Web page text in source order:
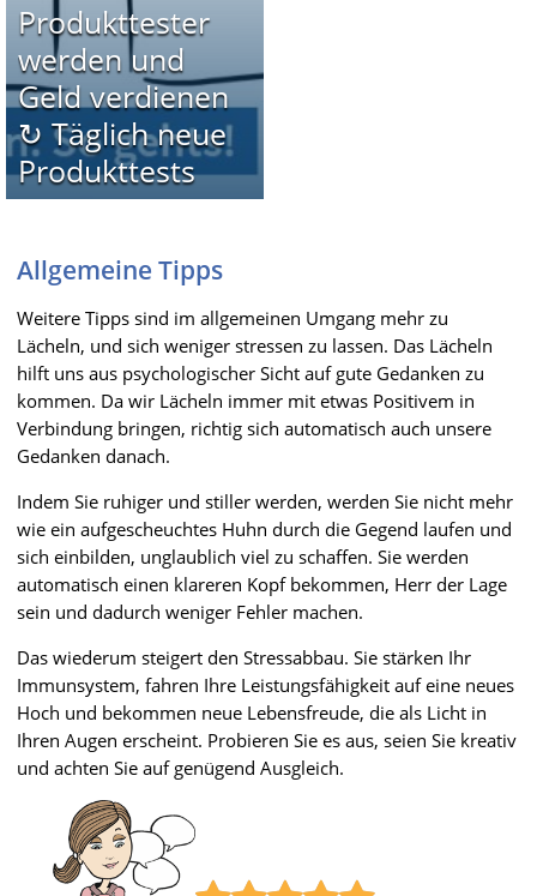
Produkttester
werden und
Geld verdienen
↻ Täglich neue
Produkttests
Allgemeine Tipps
Weitere Tipps sind im allgemeinen Umgang mehr zu
Lächeln, und sich weniger stressen zu lassen. Das Lächeln
hilft uns aus psychologischer Sicht auf gute Gedanken zu
kommen. Da wir Lächeln immer mit etwas Positivem in
Verbindung bringen, richtig sich automatisch auch unsere
Gedanken danach.
Indem Sie ruhiger und stiller werden, werden Sie nicht mehr
wie ein aufgescheuchtes Huhn durch die Gegend laufen und
sich einbilden, unglaublich viel zu schaffen. Sie werden
automatisch einen klareren Kopf bekommen, Herr der Lage
sein und dadurch weniger Fehler machen.
Das wiederum steigert den Stressabbau. Sie stärken Ihr
Immunsystem, fahren Ihre Leistungsfähigkeit auf eine neues
Hoch und bekommen neue Lebensfreude, die als Licht in
Ihren Augen erscheint. Probieren Sie es aus, seien Sie kreativ
und achten Sie auf genügend Ausgleich.